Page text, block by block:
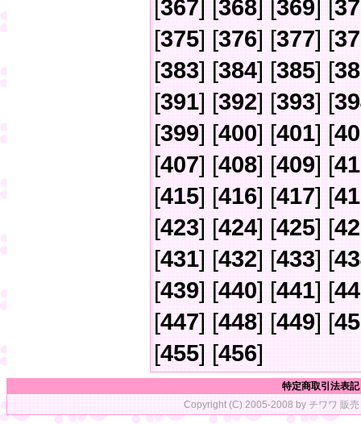
[367] [368] [369] [
[375] [376] [377] [
[383] [384] [385] [
[391] [392] [393] [
[399] [400] [401] [
[407] [408] [409] [
[415] [416] [417] [
[423] [424] [425] [
[431] [432] [433] [
[439] [440] [441] [
[447] [448] [449] [
[455] [456]
特定商取引法表記
Copyright (C) 2005-2008 by チワワ 販